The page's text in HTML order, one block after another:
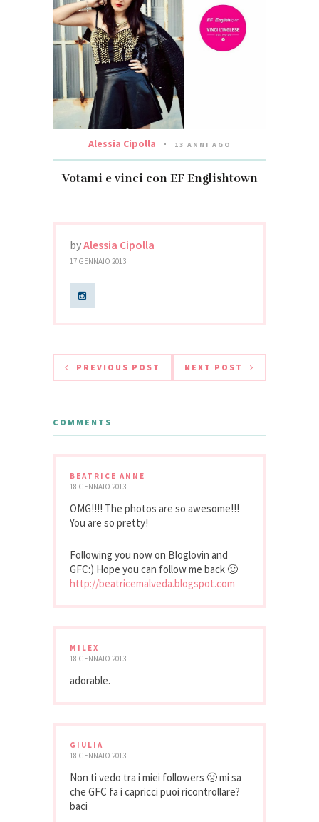
Alessia Cipolla 13 ANNI AGO
Votami e vinci con EF Englishtown
byAlessia Cipolla
17 GENNAIO 2013
PREVIOUS POST NEXT POST
COMMENTS
BEATRICE ANNE
18 GENNAIO 2013
OMG!!!! The photos are so awesome!!!
You are so pretty!
Following you now on Bloglovin and
GFC:) Hope you can follow me back 🙂
http://beatricemalveda.blogspot.com
MILEX
18 GENNAIO 2013
adorable.
GIULIA
18 GENNAIO 2013
Non ti vedo tra i miei followers 🙁 mi sa
che GFC fa i capricci puoi ricontrollare?
baci